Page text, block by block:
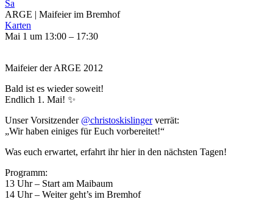
Sa
ARGE | Maifeier im Bremhof
Karten
Mai 1 um 13:00 – 17:30
Maifeier der ARGE 2012
Bald ist es wieder soweit!
Endlich 1. Mai! ✨
Unser Vorsitzender @christoskislingerverrät:
„Wir haben einiges für Euch vorbereitet!“
Was euch erwartet, erfahrt ihr hier in den nächsten Tagen!
Programm:
13 Uhr – Start am Maibaum
14 Uhr – Weiter geht’s im Bremhof